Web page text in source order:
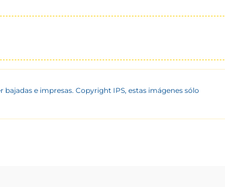
e impresas. Copyright IPS, estas imágenes sólo